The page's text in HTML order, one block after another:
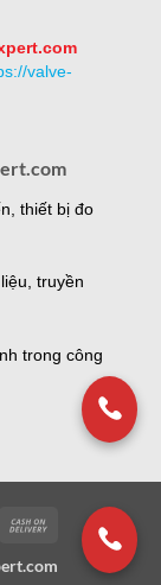
valve-
thiết bị đo
truyền
trong công
Cash
Delivery